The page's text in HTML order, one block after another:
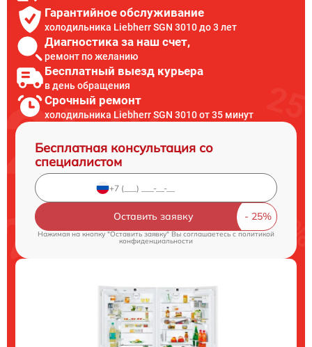
Гарантийное обслуживание
холодильника Liebherr SGN 3010 до 3 лет
Диагностика за наш счет,
ремонт по желанию
Бесплатный выезд курьера
в день обращения
Срочный ремонт
холодильника Liebherr SGN 3010 от 35 минут
Бесплатная консультация со
специалистом
Оставить заявку
Нажимая на кнопку "Оставить заявку" Вы соглашаетесь cполитикой
конфиденциальности